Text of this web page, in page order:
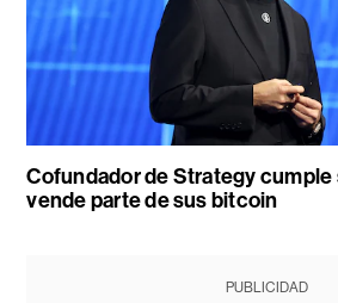
Cofundador de Strategy cumple
vende parte de sus bitcoin
PUBLICIDAD